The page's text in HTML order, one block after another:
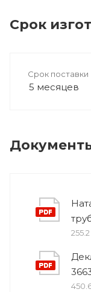
Срок
Срок поставки
5 месяцев